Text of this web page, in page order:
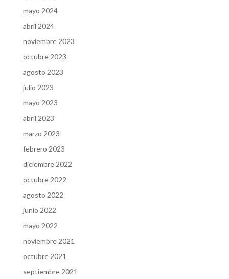
mayo 2024
abril 2024
noviembre 2023
octubre 2023
agosto 2023
julio 2023
mayo 2023
abril 2023
marzo 2023
febrero 2023
diciembre 2022
octubre 2022
agosto 2022
junio 2022
mayo 2022
noviembre 2021
octubre 2021
septiembre 2021